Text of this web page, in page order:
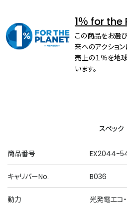
1％ for the
この商品をお選
来へのアクショ
売上の１％を地
います。
スペック
商品番号 EX2044-
キャリバーNo. B036
動力 光発電エコ